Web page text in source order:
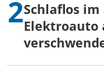
Schlaflos
Elektroauto